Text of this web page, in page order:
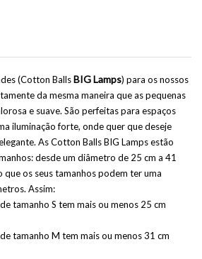
(Cotton BallsBIG Lamps) para os nossos
da mesma maneira que as pequenas
e suave. São perfeitas para espaços
iluminação forte, onde quer que deseje
As Cotton Balls BIG Lamps estão
desde um diâmetro de 25 cm a 41
que os seus tamanhos podem ter uma
Assim:
tamanho S tem mais ou menos 25 cm
tamanho M tem mais ou menos 31 cm